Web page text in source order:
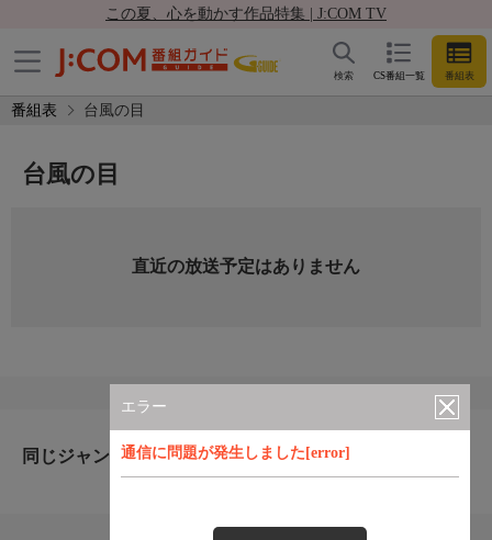
この夏、心を動かす作品特集 | J:COM TV
CS番組一覧 番組表
検索
番組表 台風の目
エラー
通信に問題が発生しました[error]
台風の目
直近の放送予定はありません
同じジャンルのおすすめ番組